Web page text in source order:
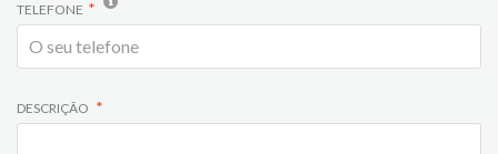
TELEFONE
DESCRIÇÃO